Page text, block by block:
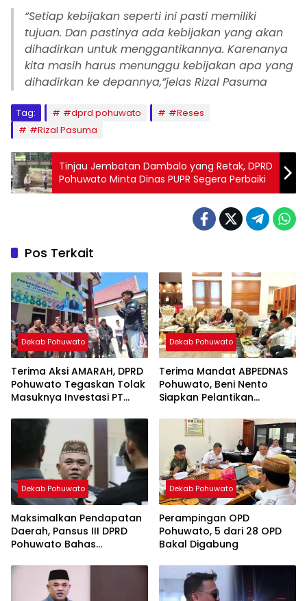
“Setiap kebijakan seperti ini pasti memiliki
tujuan. Dan pastinya ada kebijakan yang akan
dihadirkan untuk menggantikannya. Karenanya
kita masih harus menunggu kebijakan apa yang
dihadirkan ke depannya,”jelas Rizal Pasuma
Tag: #dprd pohuwato
#Reses
#Rizal Pasuma
Tinjau Jembatan Dambalo yang Retak, DPRD
Pohuwato Minta Dinas PUPR Segera Perbaiki
Pos Terkait
Dekab Pohuwato
Terima Aksi AMARAH, DPRD
Pohuwato Tegaskan Tolak
Masuknya Investasi PT
Dekab Pohuwato
Terima Mandat ABPEDNAS
Pohuwato, Beni Nento
Siapkan Pelantikan
Dekab Pohuwato
Maksimalkan Pendapatan
Daerah, Pansus III DPRD
Pohuwato Bahas
Dekab Pohuwato
Perampingan OPD
Pohuwato, 5 dari 28 OPD
Bakal Digabung